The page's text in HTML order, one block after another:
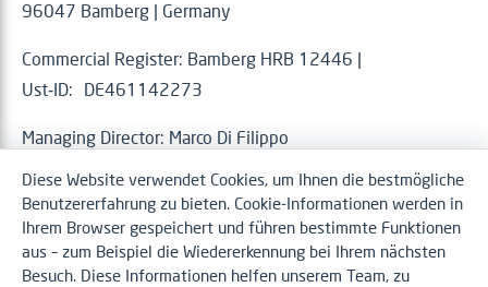
96047 Bamberg | Germany
Commercial Register: Bamberg HRB 12446 |
Ust‑ID: DE461142273
Managing Director: Marco Di Filippo
Informationspflicht gem. DSGVO Art. 13 unter
www.hackxtreme.com/privacy
Diese Website verwendet Cookies, um Ihnen die bestmögliche
Benutzererfahrung zu bieten. Cookie-Informationen werden in
Ihrem Browser gespeichert und führen bestimmte Funktionen
aus – zum Beispiel die Wiedererkennung bei Ihrem nächsten
Besuch. Diese Informationen helfen unserem Team, zu